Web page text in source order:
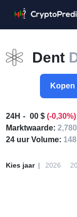
Dent
Kopen
24H 00 $ (-0,30%)
Marktwaarde:
24 uur Volume:
Kies jaar 2026